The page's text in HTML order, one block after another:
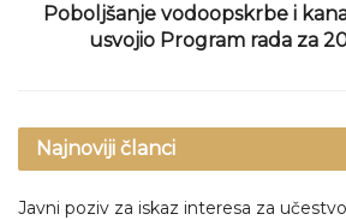
Poboljšanje vodoopskrbe i
usvojio Program rada za
Najnoviji članci
Javni poziv za iskaz interesa za